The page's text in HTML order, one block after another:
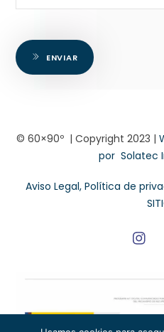
ENVIAR
© 60×90º | Copyright 2023 |
por Solatec
Aviso Legal, Política de